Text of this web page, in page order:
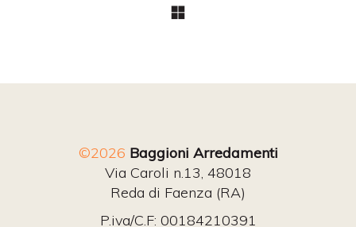
©2026 Baggioni Arredamenti
Via Caroli n.13, 48018
Reda di Faenza (RA)
P.iva/C.F: 00184210391